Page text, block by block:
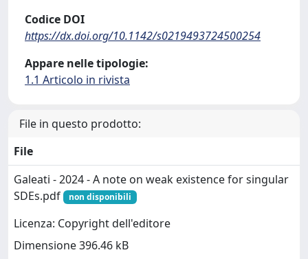
Codice DOI
https://dx.doi.org/10.1142/s0219493724500254
Appare nelle tipologie:
1.1 Articolo in rivista
File in questo prodotto:
File
Galeati - 2024 - A note on weak existence for singular
SDEs.pdf
non disponibili
Licenza: Copyright dell'editore
Dimensione 396.46 kB